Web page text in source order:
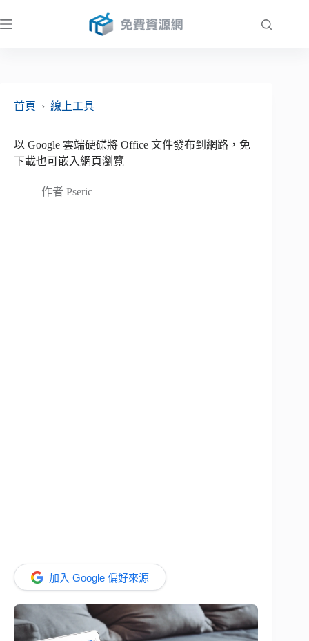
至
首頁
› 線上工具
以 Google 雲端硬碟將 Office 文件發布到網路，免
下載也可嵌入網頁瀏覽
作者 Pseric
加入 Google 偏好來源